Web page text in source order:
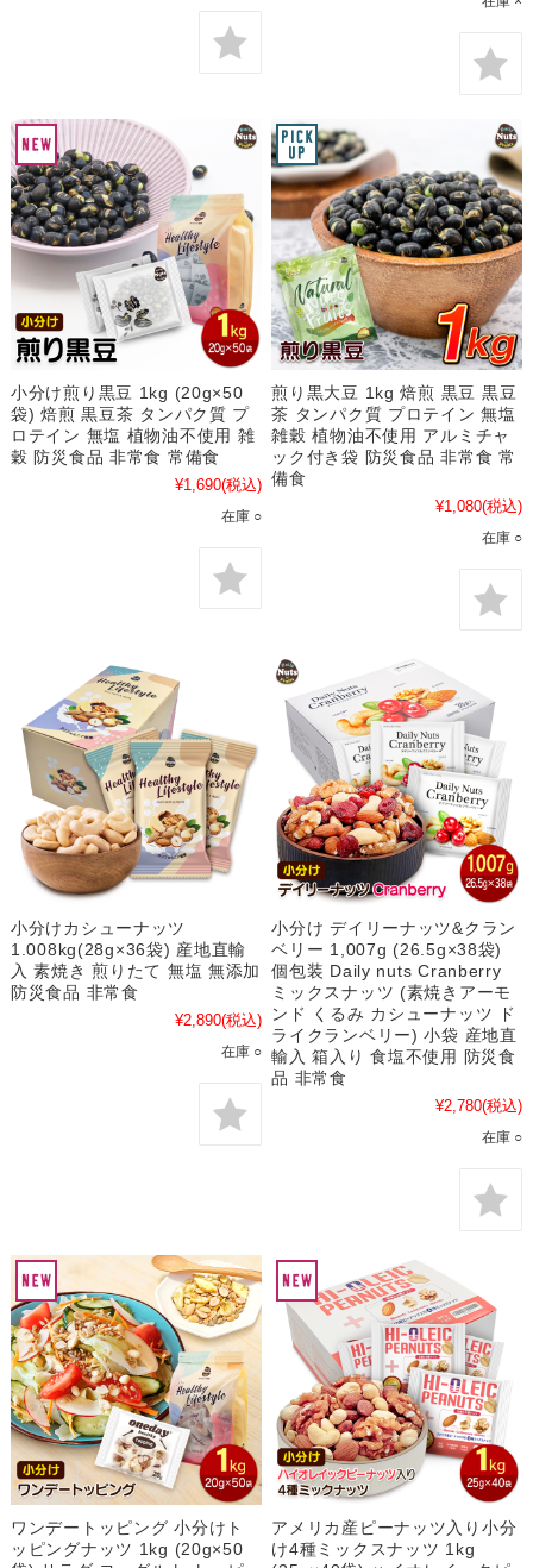
小分け煎り黒豆 1kg (20g×50
袋) 焙煎 黒豆茶 タンパク質 プ
ロテイン 無塩 植物油不使用 雑
穀 防災食品 非常食 常備食
¥1,690(税込)
在庫 ○
煎り黒大豆 1kg 焙煎 黒豆 黒豆
茶 タンパク質 プロテイン 無塩
雑穀 植物油不使用 アルミチャ
ック付き袋 防災食品 非常食 常
備食
¥1,080(税込)
在庫 ○
小分けカシューナッツ
1.008kg(28g×36袋) 産地直輸
入 素焼き 煎りたて 無塩 無添加
防災食品 非常食
¥2,890(税込)
在庫 ○
小分け デイリーナッツ&クラン
ベリー 1,007g (26.5g×38袋)
個包装 Daily nuts Cranberry
ミックスナッツ (素焼きアーモ
ンド くるみ カシューナッツ ド
ライクランベリー) 小袋 産地直
輸入 箱入り 食塩不使用 防災食
品 非常食
¥2,780(税込)
在庫 ○
ワンデートッピング 小分けト
ッピングナッツ 1kg (20g×50
アメリカ産ピーナッツ入り小分
け4種ミックスナッツ 1kg